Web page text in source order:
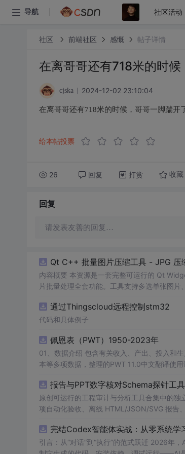
导航 社区活动
社区 前端社区 感慨 帖子详情
在离哥哥还有718米的时
cjska 2024-12-02 23:10:04
在离哥哥还有718米的时候，哥哥一脚踹开
给本帖投票
26 回复 打赏 收藏
回复
请发表友善的回复…
Qt C++ 批量图片压缩工具 - JPG 压
内容概要 本资源是一套完整可运行的 Qt
片批量处理全套功能。工具支持多选单张图
示压缩效果。 适用人群 Qt/C++ 零基础初学
设计、自媒体从业者； 想要学习图片缩放、
QImage 缩放保存、QSlider 参数联动、批量
式导入图片：手动多选单张图片 / 一键读取整
块调节 JPG 压缩质量 0~100，平衡图片清晰
数、成功数量、单张大小对比、整体压缩节省
习。 其他说明开发环境：Qt Creator +
通过Thingscloud远程控制stm32
代码和具体例子
佩恩表（PWT）1950-2023年
01、数据介绍 包含有关收入、产出、投入和生产率的相对水平信息，涵盖1950-2023年各国GDP、汇率、TFP、CPI指数、人口、人力资
报告与PPT数字核对Schema探针工
原创可运行的工程审计与分析工具合集中的
项自动化验收、离线 HTML/JSON/SVG 报告
示与二次开发。运行方法：Node.js 18+ 下执
完结Codex智能体实战：从零系统学
引言：从“对话”到“执行”的范式跃迁 2026年